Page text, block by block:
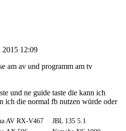
2015 12:09
am av und programm am tv
und ne guide taste die kann ich
ich die normal fb nutzen würde oder
AV RX-V467
JBL 135 5.1